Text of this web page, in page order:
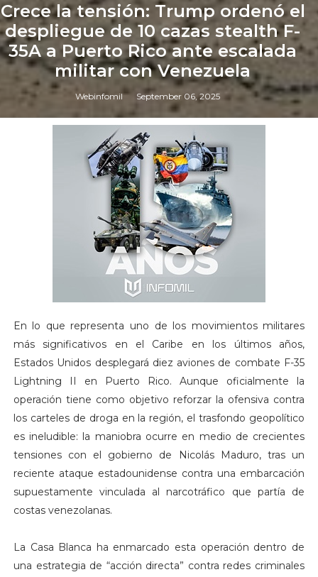
Crece la tensión: Trump ordenó el
despliegue de 10 cazas stealth F-
35A a Puerto Rico ante escalada
militar con Venezuela
Webinfomil September 06, 2025
En lo que representa uno de los movimientos militares
más significativos en el Caribe en los últimos años,
Estados Unidos desplegará diez aviones de combate F-35
Lightning II en Puerto Rico. Aunque oficialmente la
operación tiene como objetivo reforzar la ofensiva contra
los carteles de droga en la región, el trasfondo geopolítico
es ineludible: la maniobra ocurre en medio de crecientes
tensiones con el gobierno de Nicolás Maduro, tras un
reciente ataque estadounidense contra una embarcación
supuestamente vinculada al narcotráfico que partía de
costas venezolanas.
La Casa Blanca ha enmarcado esta operación dentro de
una estrategia de “acción directa” contra redes criminales